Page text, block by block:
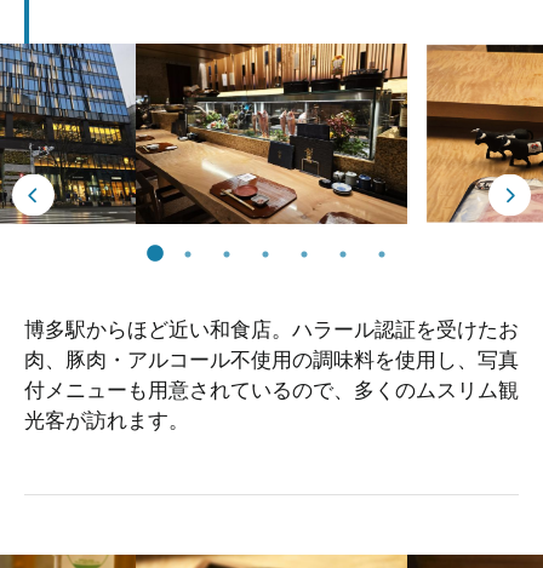
博多駅からほど近い和食店。ハラール認証を受けたお
肉、豚肉・アルコール不使用の調味料を使用し、写真
付メニューも用意されているので、多くのムスリム観
光客が訪れます。